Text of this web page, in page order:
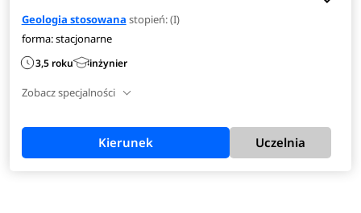
Geologia stosowana stopień: (I)
forma: stacjonarne
3,5 roku inżynier
Zobacz specjalności
Kierunek Uczelnia